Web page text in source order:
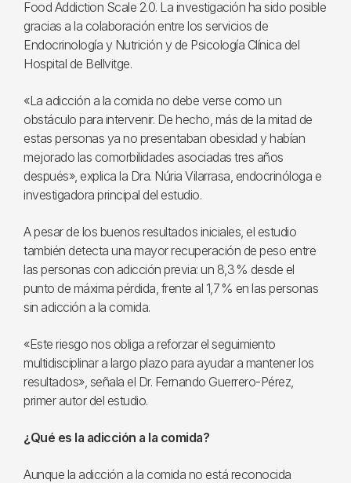
Food Addiction Scale 2.0. La investigación ha sido posible
gracias a la colaboración entre los servicios de
Endocrinología y Nutrición y de Psicología Clínica del
Hospital de Bellvitge.
«La adicción a la comida no debe verse como un
obstáculo para intervenir. De hecho, más de la mitad de
estas personas ya no presentaban obesidad y habían
mejorado las comorbilidades asociadas tres años
después», explica la Dra. Núria Vilarrasa, endocrinóloga e
investigadora principal del estudio.
A pesar de los buenos resultados iniciales, el estudio
también detecta una mayor recuperación de peso entre
las personas con adicción previa: un 8,3 % desde el
punto de máxima pérdida, frente al 1,7 % en las personas
sin adicción a la comida.
«Este riesgo nos obliga a reforzar el seguimiento
multidisciplinar a largo plazo para ayudar a mantener los
resultados», señala el Dr. Fernando Guerrero-Pérez,
primer autor del estudio.
¿Qué es la adicción a la comida?
Aunque la adicción a la comida no está reconocida